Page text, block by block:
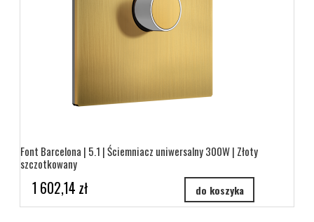
Font Barcelona | 5.1 | Ściemniacz uniwersalny 300W | Złoty
szczotkowany
1 602,14 zł do koszyka